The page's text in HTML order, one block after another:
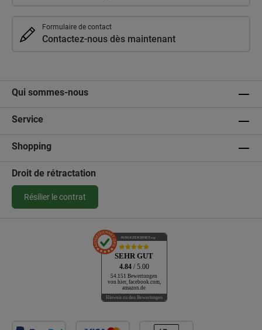
Formulaire de contact
Contactez-nous dès maintenant
Qui sommes-nous
Service
Shopping
Droit de rétractation
Résilier le contrat
AUSGEZEICHNET.org
SEHR GUT
4.84 / 5.00
54.151 Bewertungen
von hier, facebook.com,
amazon.de
Hinweis zu den Bewertungen